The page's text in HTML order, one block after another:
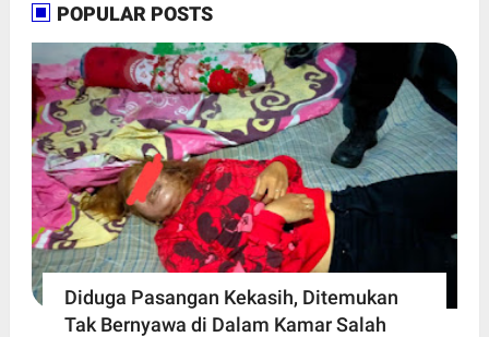
POPULAR POSTS
Diduga Pasangan Kekasih, Ditemukan
Tak Bernyawa di Dalam Kamar Salah